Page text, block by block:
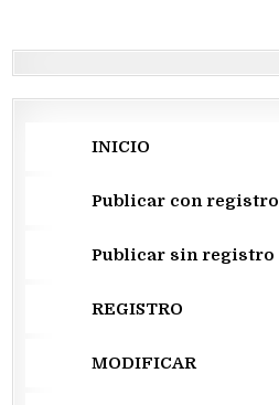
INICIO
Publicar con registro
Publicar sin registro
REGISTRO
MODIFICAR